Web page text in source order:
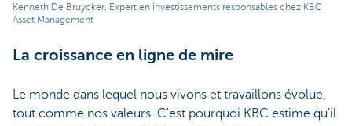
Kenneth De Bruycker, Expert en investissements responsables chez KBC
Asset Management
La croissance en ligne de mire
Le monde dans lequel nous vivons et travaillons évolue,
tout comme nos valeurs. C'est pourquoi KBC estime qu'il